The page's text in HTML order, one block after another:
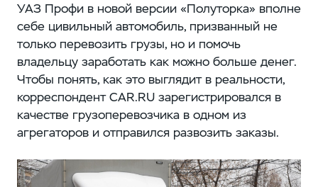
УАЗ Профи в новой версии «Полуторка» вполне
себе цивильный автомобиль, призванный не
только перевозить грузы, но и помочь
владельцу заработать как можно больше денег.
Чтобы понять, как это выглядит в реальности,
корреспондент CAR.RU зарегистрировался в
качестве грузоперевозчика в одном из
агрегаторов и отправился развозить заказы.